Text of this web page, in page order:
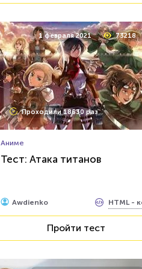
1 февраля 2021 73218
Проходили 18630 раз
Аниме
Тест: Атака титанов
Awdienko HTML -
Пройти тест